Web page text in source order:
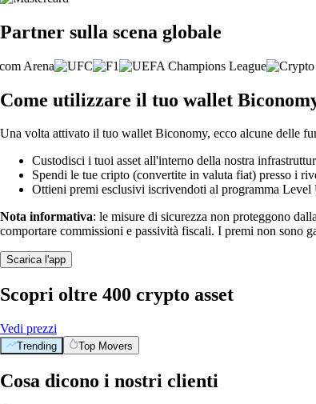
Partner sulla scena globale
Come utilizzare il tuo wallet
Una volta attivato il tuo wallet Biconomy, ecco alcune delle
Custodisci i tuoi asset all'interno della nostra
Spendi le tue cripto (convertite in valuta fiat) presso i
Ottieni premi esclusivi iscrivendoti al programma Level
Nota informativa: le misure di sicurezza non proteggono
comportare commissioni e passività fiscali. I premi non sono
Scarica l'app
Scopri oltre 400 crypto asset
Vedi prezzi
Trending Top Movers
Cosa dicono i nostri clienti